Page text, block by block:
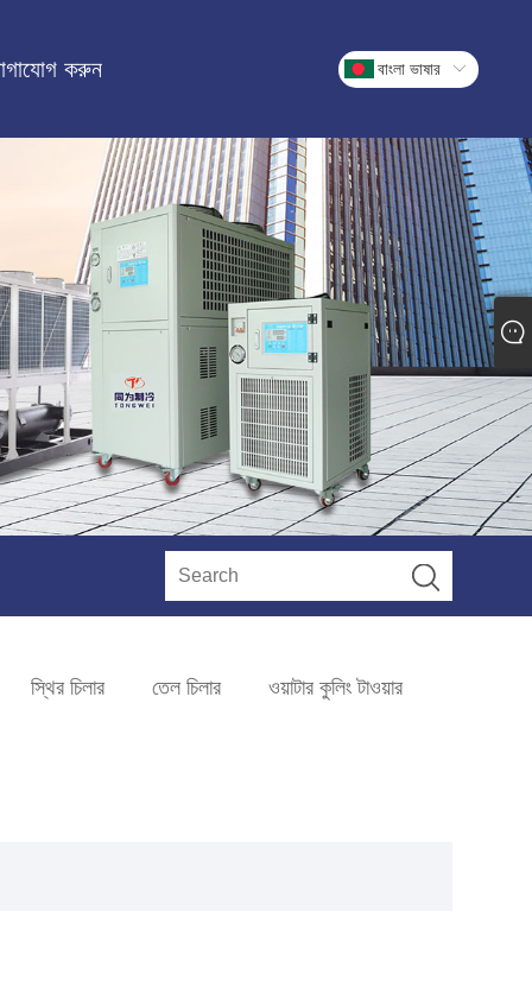
করুন বাংলা ভাষার
স্থির চিলার তেল চিলার ওয়াটার কুলিং টাওয়ার